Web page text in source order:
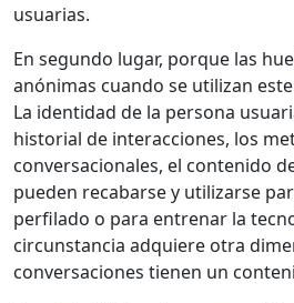
usuarias.
En segundo lugar, porque las
anónimas cuando se utilizan
La identidad de la persona
historial de interacciones, los
conversacionales, el contenido
pueden recabarse y utilizarse
perfilado o para entrenar la
circunstancia adquiere otra
conversaciones tienen un